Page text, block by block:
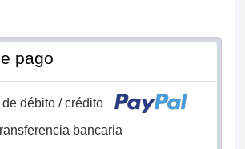
pago
de débito / crédito
bancaria